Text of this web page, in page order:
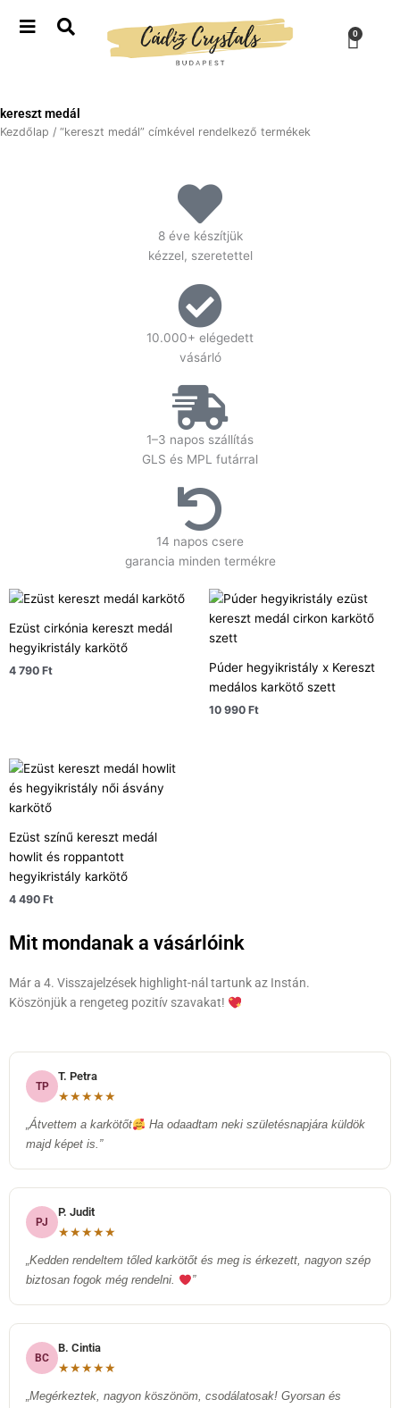
0
kereszt medál
Kezdőlap / “kereszt medál” címkével rendelkező termékek
8 éve készítjük
kézzel, szeretettel
10.000+ elégedett
vásárló
1–3 napos szállítás
GLS és MPL futárral
14 napos csere
garancia minden termékre
Ezüst cirkónia kereszt medál
hegyikristály karkötő
4 790 Ft
Púder hegyikristály x Kereszt
medálos karkötő szett
10 990 Ft
Ezüst színű kereszt medál
howlit és roppantott
hegyikristály karkötő
4 490 Ft
Mit mondanak a vásárlóink
Már a 4. Visszajelzések highlight-nál tartunk az Instán.
Köszönjük a rengeteg pozitív szavakat!
TP
T. Petra
★★★★★
„Átvettem a karkötőt
Ha odaadtam neki születésnapjára küldök
majd képet is.”
PJ
P. Judit
★★★★★
„Kedden rendeltem tőled karkötőt és meg is érkezett, nagyon szép
biztosan fogok még rendelni.
”
BC
B. Cintia
★★★★★
„Megérkeztek, nagyon köszönöm, csodálatosak! Gyorsan és